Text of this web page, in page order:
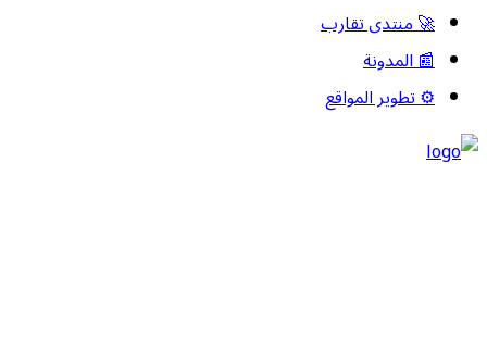
🚀 منتدى تقارب
📰 المدونة
⚙️ تطوير المواقع